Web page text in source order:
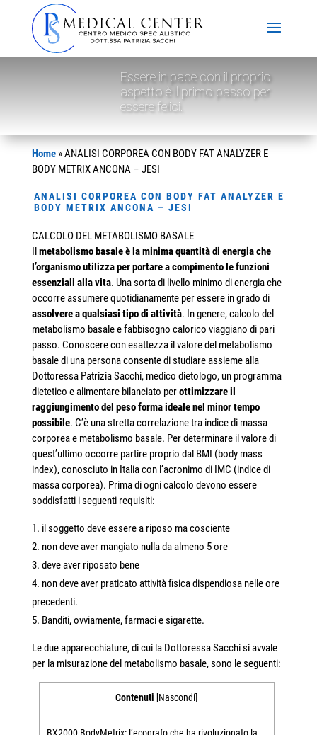
Essere in pace con il proprio
aspetto è il primo passo per
essere felici.
Home»ANALISI CORPOREA CON BODY FAT ANALYZER E
BODY METRIX ANCONA – JESI
ANALISI CORPOREA CON BODY FAT ANALYZER E
BODY METRIX ANCONA – JESI
CALCOLO DEL METABOLISMO BASALE
Ilmetabolismo basale è la minima quantità di energia che
l’organismo utilizza per portare a compimento le funzioni
essenziali alla vita. Una sorta di livello minimo di energia che
occorre assumere quotidianamente per essere in grado di
assolvere a qualsiasi tipo di attività. In genere, calcolo del
metabolismo basale e fabbisogno calorico viaggiano di pari
passo. Conoscere con esattezza il valore del metabolismo
basale di una persona consente di studiare assieme alla
Dottoressa Patrizia Sacchi, medico dietologo, un programma
dietetico e alimentare bilanciato perottimizzare il
raggiungimento del peso forma ideale nel minor tempo
possibile. C’è una stretta correlazione tra indice di massa
corporea e metabolismo basale. Per determinare il valore di
quest’ultimo occorre partire proprio dal BMI (body mass
index), conosciuto in Italia con l’acronimo di IMC (indice di
massa corporea). Prima di ogni calcolo devono essere
soddisfatti i seguenti requisiti:
il soggetto deve essere a riposo ma cosciente
non deve aver mangiato nulla da almeno 5 ore
deve aver riposato bene
non deve aver praticato attività fisica dispendiosa nelle ore
precedenti.
Banditi, ovviamente, farmaci e sigarette.
Le due apparecchiature, di cui la Dottoressa Sacchi si avvale
per la misurazione del metabolismo basale, sono le seguenti:
Contenuti Nascondi